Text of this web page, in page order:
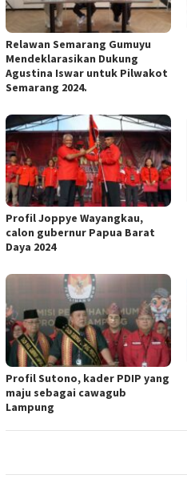
Relawan Semarang Gumuyu
Mendeklarasikan Dukung
Agustina Iswar untuk Pilwakot
Semarang 2024.
Profil Joppye Wayangkau,
calon gubernur Papua Barat
Daya 2024
Profil Sutono, kader PDIP yang
maju sebagai cawagub
Lampung